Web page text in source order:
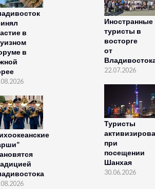
в
в
Иностранные
туристы в
восторге
от
22.07.2026
Туристы
при
посещении
Шанхая
30.06.2026